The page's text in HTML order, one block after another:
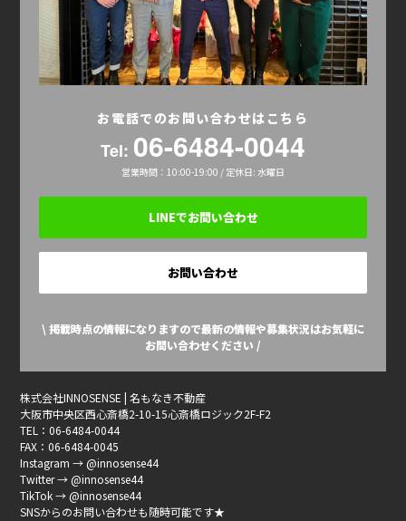
お電話でのお問い合わせはこちら
Tel: 06-6484-0044
営業時間：10:00-19:00 / 定休日: 水曜日
LINEでお問い合わせ
お問い合わせ
\ 掲載時点の情報になりますので最新の情報や募集状況はお気軽に
お問い合わせください /
株式会社INNOSENSE | 名もなき不動産
大阪市中央区西心斎橋2-10-15心斎橋ロジック2F-F2
TEL：06-6484-0044
FAX：06-6484-0045
Instagram → @innosense44
Twitter → @innosense44
TikTok → @innosense44
SNSからのお問い合わせも随時可能です★